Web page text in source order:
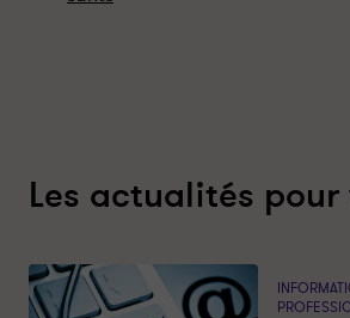
Les actualités pour